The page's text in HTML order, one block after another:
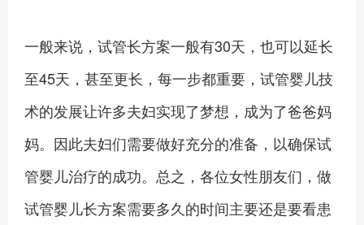
一般来说，试管长方案一般有30天，也可以延长
至45天，甚至更长，每一步都重要，试管婴儿技
术的发展让许多夫妇实现了梦想，成为了爸爸妈
妈。因此夫妇们需要做好充分的准备，以确保试
管婴儿治疗的成功。总之，各位女性朋友们，做
试管婴儿长方案需要多久的时间主要还是要看患